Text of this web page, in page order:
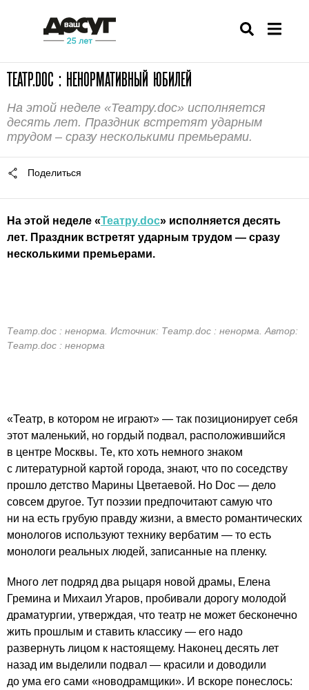
ТЕАТР.DOC : НЕНОРМАТИВНЫЙ ЮБИЛЕЙ
На этой неделе «Театру.doc» исполняется
десять лет. Праздник встретят ударным
трудом – сразу несколькими премьерами.
Поделиться
На этой неделе «Театру.doc» исполняется десять
лет. Праздник встретят ударным трудом — сразу
несколькими премьерами.
Театр.doc : ненорма. Источник: Театр.doc : ненорма. Автор:
Театр.doc : ненорма
«Театр, в котором не играют» — так позиционирует себя
этот маленький, но гордый подвал, расположившийся
в центре Москвы. Те, кто хоть немного знаком
с литературной картой города, знают, что по соседству
прошло детство Марины Цветаевой. Но Doc — дело
совсем другое. Тут поэзии предпочитают самую что
ни на есть грубую правду жизни, а вместо романтических
монологов используют технику вербатим — то есть
монологи реальных людей, записанные на пленку.
Много лет подряд два рыцаря новой драмы, Елена
Гремина и Михаил Угаров, пробивали дорогу молодой
драматургии, утверждая, что театр не может бесконечно
жить прошлым и ставить классику — его надо
развернуть лицом к настоящему. Наконец десять лет
назад им выделили подвал — красили и доводили
до ума его сами «новодрамщики». И вскоре понеслось: